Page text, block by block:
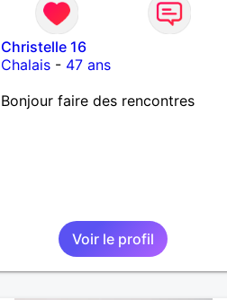
Christelle 16
Chalais - 47 ans
Bonjour faire des rencontres
Voir le profil